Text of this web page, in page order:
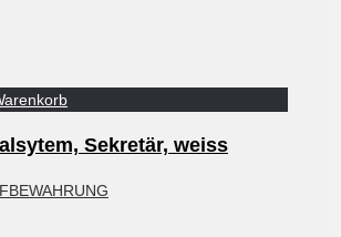
Sekretär, weiss